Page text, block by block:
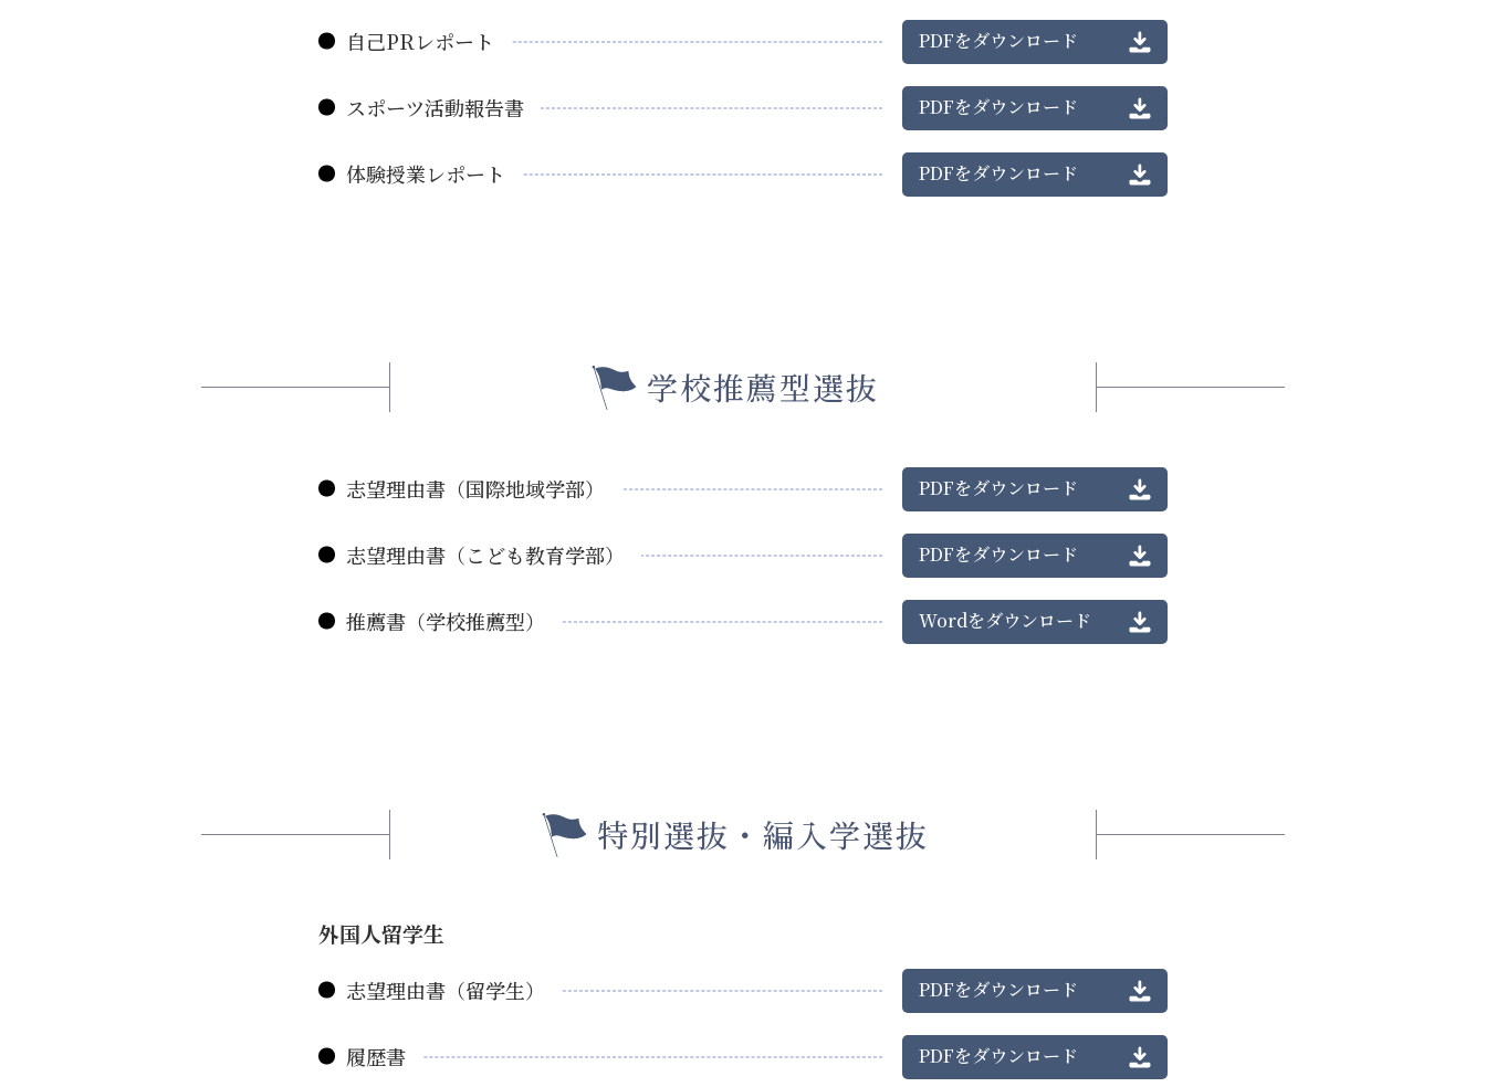
自己PRレポート PDFをダウンロード
スポーツ活動報告書 PDFをダウンロード
体験授業レポート PDFをダウンロード
学校推薦型選抜
志望理由書（国際地域学部） PDFをダウンロード
志望理由書（こども教育学部） PDFをダウンロード
推薦書（学校推薦型） Wordをダウンロード
特別選抜・編入学選抜
外国人留学生
志望理由書（留学生） PDFをダウンロード
履歴書 PDFをダウンロード